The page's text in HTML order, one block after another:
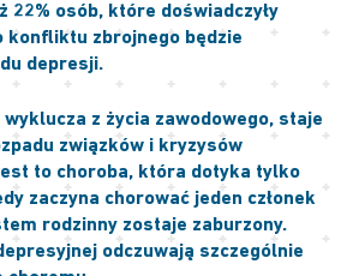
22% osób, które doświadczyły
konfliktu zbrojnego będzie
depresji.
z życia zawodowego, staje
związków i kryzysów
to choroba, która dotyka tylko
zaczyna chorować jeden członek
rodzinny zostaje zaburzony.
odczuwają szczególnie